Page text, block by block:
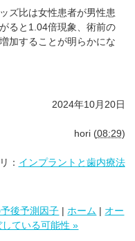
ズ比は女性患者が男性患
ると1.04倍現象、術前の
加することが明らかにな
2024年10月20日
hori(08:29)
： インプラントと歯内療法
後予測因子 | ホーム | オー
ている可能性 »